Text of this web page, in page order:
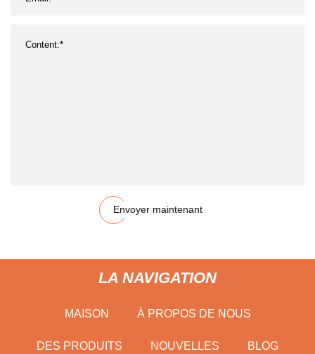
Envoyer maintenant
LA NAVIGATION
MAISON À PROPOS DE NOUS
DES PRODUITS NOUVELLES BLOG